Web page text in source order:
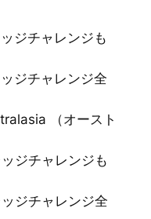
ジチャレンジも
ジチャレンジ全
（オースト
ジチャレンジも
ジチャレンジ全